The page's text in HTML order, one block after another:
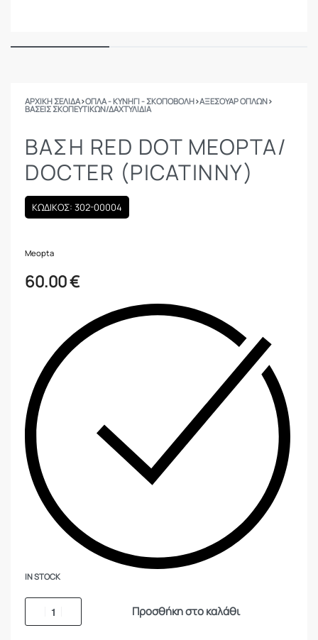
ΑΡΧΙΚΉ ΣΕΛΊΔΑ›ΟΠΛΑ - ΚΥΝΗΓΙ - ΣΚΟΠΟΒΟΛΗ›ΑΞΕΣΟΥΑΡ ΟΠΛΩΝ›
ΒΆΣΕΙΣ ΣΚΟΠΕΥΤΙΚΏΝ/ΔΑΧΤΥΛΊΔΙΑ
ΒΆΣΗ RED DOT MEOPTA/
DOCTER (PICATINNY)
ΚΩΔΙΚΟΣ: 302-00004
Meopta
60.00€
IN STOCK
Προσθήκη στο καλάθι